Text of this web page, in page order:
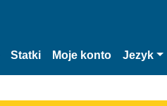
Statki Moje konto Jezyk